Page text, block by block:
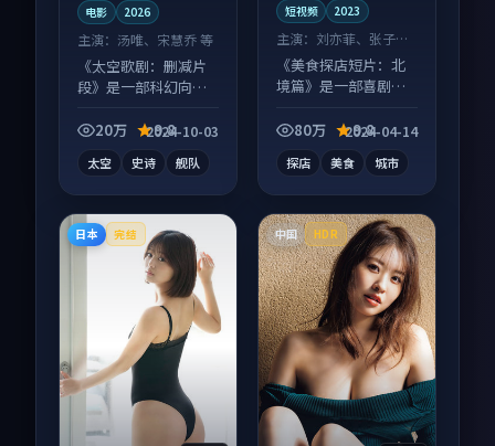
电影 2026
主演： 汤唯、宋慧乔 等
《太空歌剧：删减片
段》是一部科幻向电
错过，字幕区常有惊
20万 9.8
2024-10-03
太空 史诗 舰队
短视频 2023
主演： 刘亦菲、张子枫
等
《美食探店短片：北
境篇》是一部喜剧向
续发酵，适合周末一
80万 9.8
2024-04-14
探店 美食 城市
日本 完结 中国 HDR